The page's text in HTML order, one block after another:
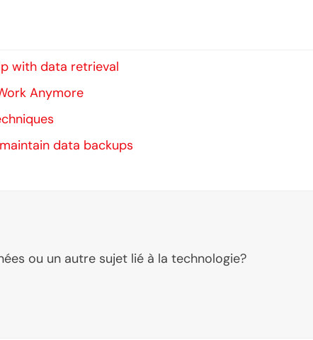
with data retrieval
Anymore
data backups
ou un autre sujet lié à la technologie?